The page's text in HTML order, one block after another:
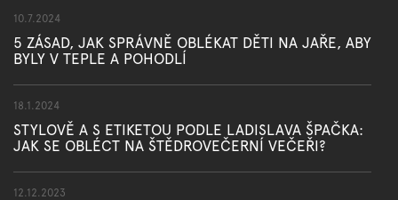
10.7.2024
5 ZÁSAD, JAK SPRÁVNĚ OBLÉKAT DĚTI NA JAŘE, ABY
BYLY V TEPLE A POHODLÍ
18.1.2024
STYLOVĚ A S ETIKETOU PODLE LADISLAVA ŠPAČKA:
JAK SE OBLÉCT NA ŠTĚDROVEČERNÍ VEČEŘI?
12.12.2023